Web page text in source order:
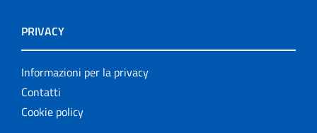
PRIVACY
Informazioni per la privacy
Contatti
Cookie policy